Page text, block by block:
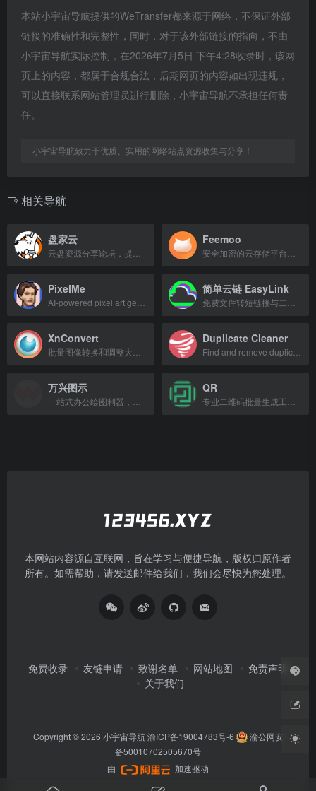
本站小宇宙导航提供的WeTransfer都来源于网络，不保证外部
链接的准确性和完整性，同时，对于该外部链接的指向，不由
小宇宙导航实际控制，在2026年7月5日 下午4:28收录时，该网
页上的内容，都属于合规合法，后期网页的内容如出现违规，
可以直接联系网站管理员进行删除，小宇宙导航不承担任何责
任。
小宇宙导航致力于优质、实用的网络站点资源收集与分享！
相关导航
盘家云 Feemoo
PixelMe 简单云链 EasyLink
XnConvert Duplicate Cleaner
万兴图示 QR
本网站内容源自互联网，旨在学习与便捷导航，版权归原作者
所有。如需帮助，请发送邮件给我们，我们会尽快为您处理。
免费收录 友链申请 致谢名单 网站地图
免责声明
关于我们
Copyright © 2026 小宇宙导航 渝ICP备19004783号-6
渝公网安
备50010702505670号
由
加速驱动